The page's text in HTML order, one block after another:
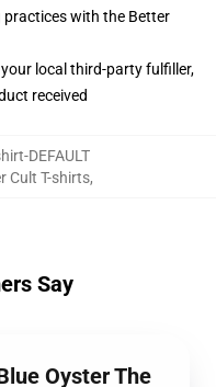
with the Better
local third-party fulfiller,
received
DEFAULT
Cult T-shirts,
Say
Oyster The